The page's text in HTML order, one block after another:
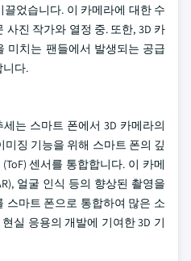
었습니다. 이 카메라에 대한 수
사진 작가와 열정 중. 또한, 3D 카
미치는 팬들에서 발생되는 공급
니다.
는 스마트 폰에서 3D 카메라의
미징 기능을 위해 스마트 폰의 깊
센서를 통합합니다. 이 카메
얼굴 인식 등의 향상된 촬영을
스마트 폰으로 통합하여 많은 소
실 응용의 개발에 기여한 3D 기